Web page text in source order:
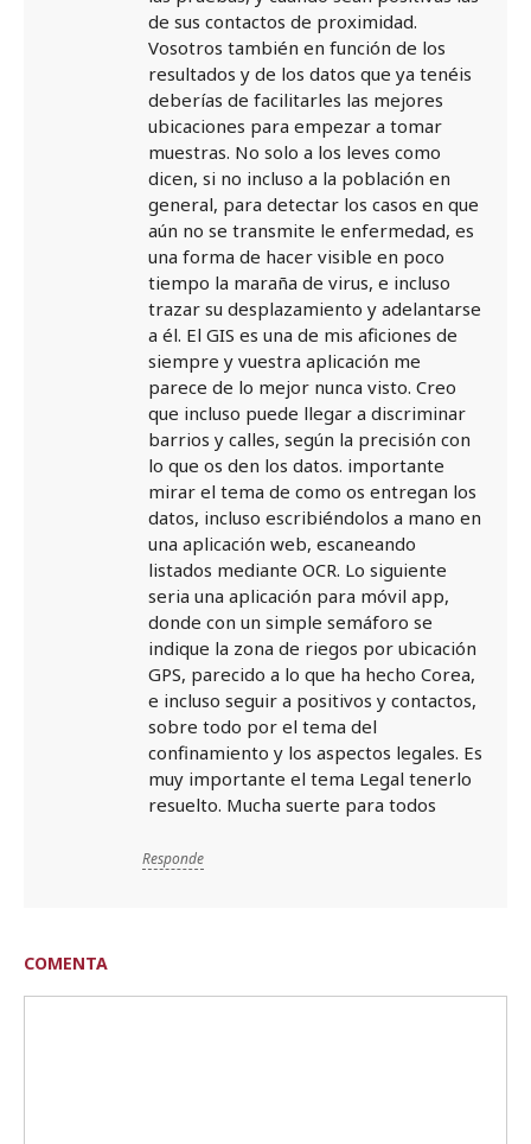
de sus contactos de proximidad.
Vosotros también en función de los
resultados y de los datos que ya tenéis
deberías de facilitarles las mejores
ubicaciones para empezar a tomar
muestras. No solo a los leves como
dicen, si no incluso a la población en
general, para detectar los casos en que
aún no se transmite le enfermedad, es
una forma de hacer visible en poco
tiempo la maraña de virus, e incluso
trazar su desplazamiento y adelantarse
a él. El GIS es una de mis aficiones de
siempre y vuestra aplicación me
parece de lo mejor nunca visto. Creo
que incluso puede llegar a discriminar
barrios y calles, según la precisión con
lo que os den los datos. importante
mirar el tema de como os entregan los
datos, incluso escribiéndolos a mano en
una aplicación web, escaneando
listados mediante OCR. Lo siguiente
seria una aplicación para móvil app,
donde con un simple semáforo se
indique la zona de riegos por ubicación
GPS, parecido a lo que ha hecho Corea,
e incluso seguir a positivos y contactos,
sobre todo por el tema del
confinamiento y los aspectos legales. Es
muy importante el tema Legal tenerlo
resuelto. Mucha suerte para todos
Responde
COMENTA